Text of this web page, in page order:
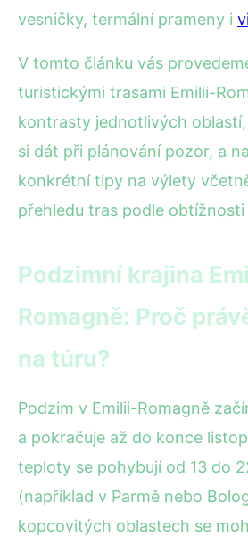
vesničky, termální prameny i
V tomto článku vás
turistickými trasami Emilii-
kontrasty jednotlivých
si dát při plánování pozor, a
konkrétní tipy na výlety
přehledu tras podle obtížnosti
Podzimní krajina
Romagně: Proč
na túru?
Podzim v Emilii-Romagně
a pokračuje až do konce
teploty se pohybují od 13 do
(například v Parmě nebo
kopcovitých oblastech se